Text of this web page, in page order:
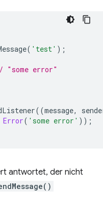
( 'test' );
"some error"
((message,
Error( 'some error' ));
antwortet, der nicht